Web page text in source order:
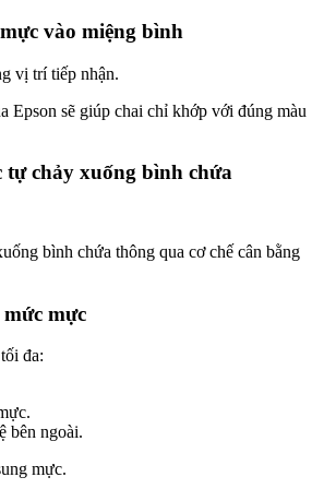
vào miệng bình
vị trí tiếp nhận.
Epson sẽ giúp chai chỉ khớp với đúng màu
tự chảy xuống bình chứa
bình chứa thông qua cơ chế cân bằng
mực
đa:
bên ngoài.
mực.